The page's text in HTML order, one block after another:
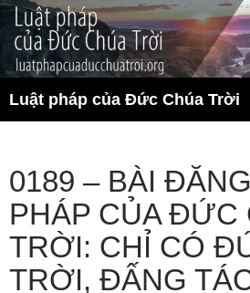
Chuyển
đến
nội
dung
Luật pháp của Đức Chúa Trời
kiếm
0189 – BÀI
PHÁP CỦA ĐỨC
TRỜI: CHỈ CÓ
TRỜI, ĐẤNG